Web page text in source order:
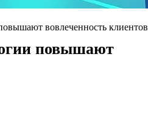
вовлеченность клиентов
повышают